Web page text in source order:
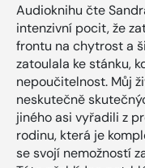
Audioknihu čte
intenzivní pocit, že
frontu na chytrost a
zatoulala ke stánku,
nepoučitelnost. Můj
neskutečně
jiného asi vyřadili z
rodinu, která je
se svojí nemožností